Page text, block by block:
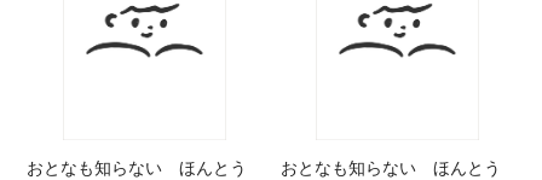
おとなも知らない ほんとう
おとなも知らない ほんとう